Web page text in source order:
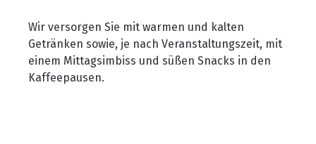
Wir versorgen Sie mit warmen und kalten
Getränken sowie, je nach Veranstaltungszeit, mit
einem Mittagsimbiss und süßen Snacks in den
Kaffeepausen.